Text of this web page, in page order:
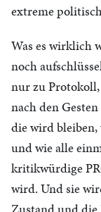
extreme
Was es wirklich
noch
nur zu Protokoll,
nach den
die wird
und wie alle
kritikwürdige
wird. Und sie